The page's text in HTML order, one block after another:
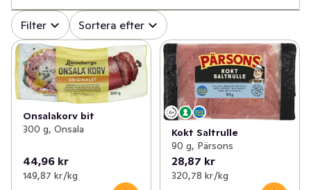
✓ (164)
✓ Pålägg (133)
✓ Kyckling & fågel (110)
✓ Korv
✓ Bacon & fläsk
✓ Alla (133)
✓ Skinka pålägg (45)
✓ Pastejer (26)
✓ Kalkon pålägg
✓ Medwurst
Filter Sortera efter
Onsalakorv bit
300 g, Onsala
44,96 kr
149,87 kr /kg
Kokt Saltrulle
90 g, Pärsons
28,87 kr
320,78 kr /kg